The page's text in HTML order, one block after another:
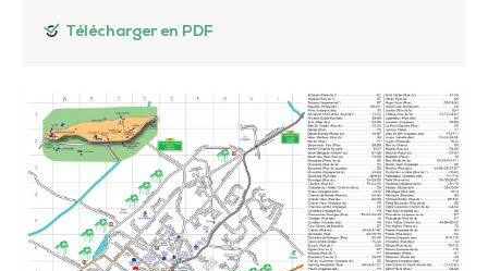
Télécharger en PDF